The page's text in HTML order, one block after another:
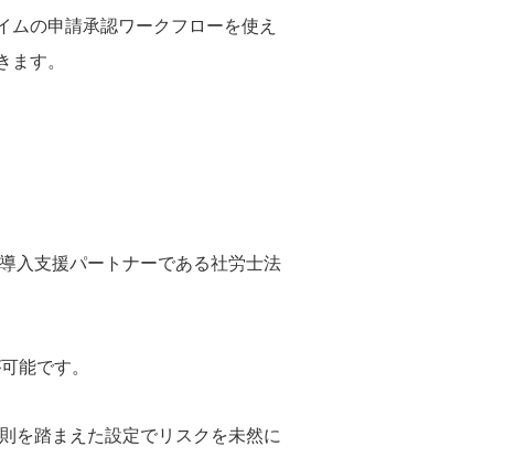
の申請承認ワークフローを使え
す。
入支援パートナーである社労士法
能です。
を踏まえた設定でリスクを未然に